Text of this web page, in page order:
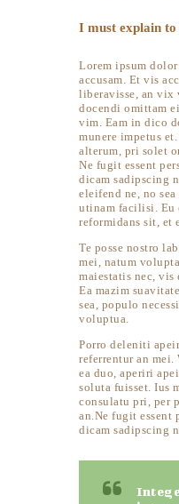
I must explain
Lorem ipsum
accusam. Et vis
liberavisse, an vix
docendi omittam
vim. Eam in dico
munere impetus
alterum, pri solet
Ne fugit essent
dicam sadipscing
eleifend ne, no
utinam facilisi. Eu
reformidans sit, et
Te posse nostro
mei, natum
maiestatis nec, vis
Ea mazim
sea, populo
voluptua.
Porro deleniti
referrentur an
ea duo, aperiri
soluta fuisset. Ius
consulatu pri, per
an.Ne fugit essent
dicam sadipscing